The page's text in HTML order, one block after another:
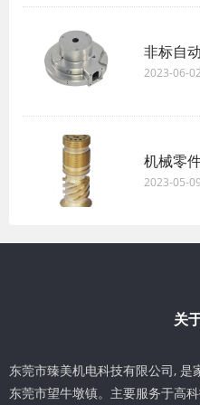
非标自
2023-06-02
机械零
2023-05-09
关
东莞市臻美机电科技有限公司,
东莞市望牛墩镇。主要服务于高